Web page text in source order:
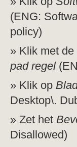
(ENG:
policy)
Klik met
pad regel
Klik op
Desktop\.
Zet het
Disallowed)